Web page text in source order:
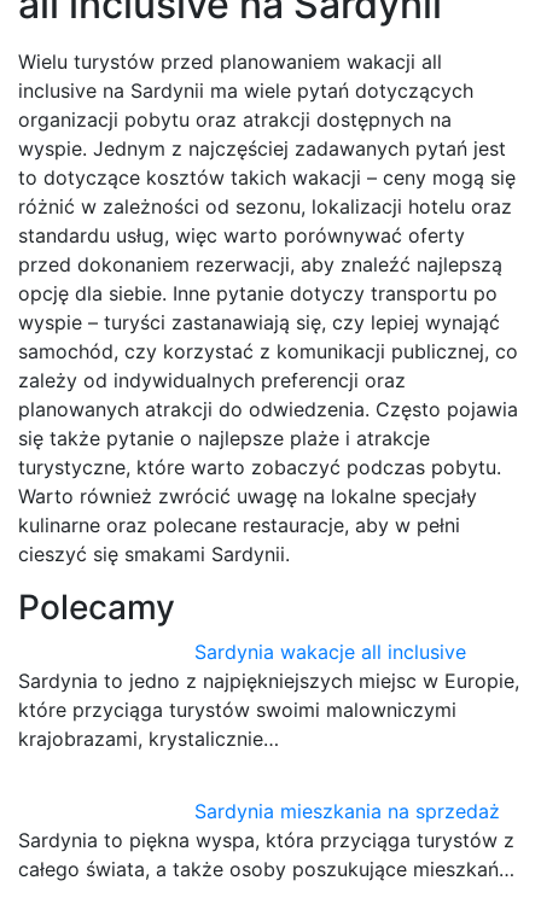
Wielu turystów przed planowaniem wakacji all
inclusive na Sardynii ma wiele pytań dotyczących
organizacji pobytu oraz atrakcji dostępnych na
wyspie. Jednym z najczęściej zadawanych pytań jest
to dotyczące kosztów takich wakacji – ceny mogą się
różnić w zależności od sezonu, lokalizacji hotelu oraz
standardu usług, więc warto porównywać oferty
przed dokonaniem rezerwacji, aby znaleźć najlepszą
opcję dla siebie. Inne pytanie dotyczy transportu po
wyspie – turyści zastanawiają się, czy lepiej wynająć
samochód, czy korzystać z komunikacji publicznej, co
zależy od indywidualnych preferencji oraz
planowanych atrakcji do odwiedzenia. Często pojawia
się także pytanie o najlepsze plaże i atrakcje
turystyczne, które warto zobaczyć podczas pobytu.
Warto również zwrócić uwagę na lokalne specjały
kulinarne oraz polecane restauracje, aby w pełni
cieszyć się smakami Sardynii.
Polecamy
Sardynia wakacje all inclusive
Sardynia to jedno z najpiękniejszych miejsc w Europie,
które przyciąga turystów swoimi malowniczymi
krajobrazami, krystalicznie…
Sardynia mieszkania na sprzedaż
Sardynia to piękna wyspa, która przyciąga turystów z
całego świata, a także osoby poszukujące mieszkań…